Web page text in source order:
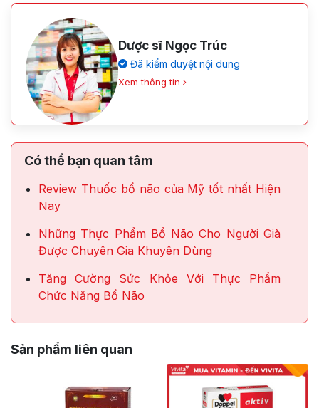
Dược sĩ Ngọc Trúc
Đã kiểm duyệt nội dung
Xem thông tin
Có thể bạn quan tâm
Review Thuốc bổ não của Mỹ tốt nhất Hiện
Nay
Những Thực Phẩm Bổ Não Cho Người Già
Được Chuyên Gia Khuyên Dùng
Tăng Cường Sức Khỏe Với Thực Phẩm
Chức Năng Bổ Não
Sản phẩm liên quan